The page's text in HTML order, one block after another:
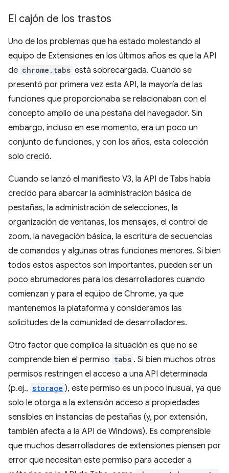
El cajón de los trastos
Uno de los problemas que ha estado molestando al
equipo de Extensiones en los últimos años es que la API
de chrome.tabs está sobrecargada. Cuando se
presentó por primera vez esta API, la mayoría de las
funciones que proporcionaba se relacionaban con el
concepto amplio de una pestaña del navegador. Sin
embargo, incluso en ese momento, era un poco un
conjunto de funciones, y con los años, esta colección
solo creció.
Cuando se lanzó el manifiesto V3, la API de Tabs había
crecido para abarcar la administración básica de
pestañas, la administración de selecciones, la
organización de ventanas, los mensajes, el control de
zoom, la navegación básica, la escritura de secuencias
de comandos y algunas otras funciones menores. Si bien
todos estos aspectos son importantes, pueden ser un
poco abrumadores para los desarrolladores cuando
comienzan y para el equipo de Chrome, ya que
mantenemos la plataforma y consideramos las
solicitudes de la comunidad de desarrolladores.
Otro factor que complica la situación es que no se
comprende bien el permiso tabs . Si bien muchos otros
permisos restringen el acceso a una API determinada
(p.ej., storage ), este permiso es un poco inusual, ya que
solo le otorga a la extensión acceso a propiedades
sensibles en instancias de pestañas (y, por extensión,
también afecta a la API de Windows). Es comprensible
que muchos desarrolladores de extensiones piensen por
error que necesitan este permiso para acceder a